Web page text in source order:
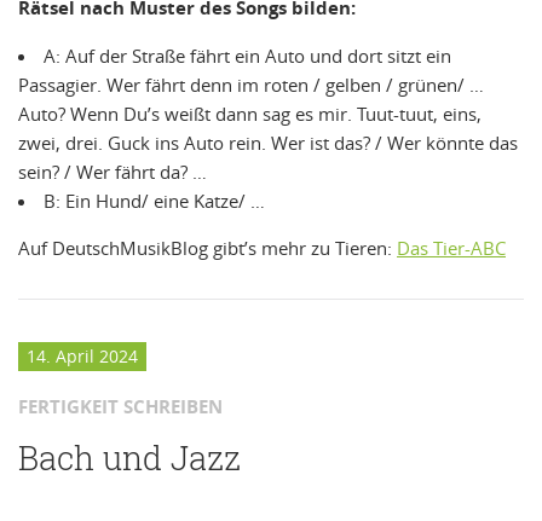
Rätsel nach Muster des Songs bilden:
A: Auf der Straße fährt ein Auto und dort sitzt ein
Passagier. Wer fährt denn im roten / gelben / grünen/ …
Auto? Wenn Du’s weißt dann sag es mir. Tuut-tuut, eins,
zwei, drei. Guck ins Auto rein. Wer ist das? / Wer könnte das
sein? / Wer fährt da? …
B: Ein Hund/ eine Katze/ …
Auf DeutschMusikBlog gibt’s mehr zu Tieren: Das Tier-ABC
14. April 2024
FERTIGKEIT SCHREIBEN
Bach und Jazz